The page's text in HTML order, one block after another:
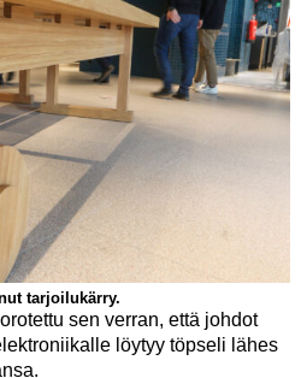
tarjoilukärry.
sen verran, että johdot
löytyy töpseli lähes